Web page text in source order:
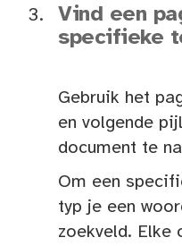
Vind een
specifieke
Gebruik het
en volgende
document te
Om een
typ je een
zoekveld. Elke